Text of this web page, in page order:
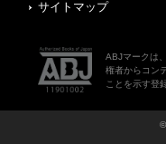
サイトマップ
ABJマークは
権者からコン
ことを示す登